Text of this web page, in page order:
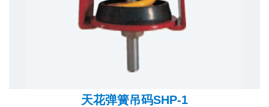
天花弹簧吊码SHP-1